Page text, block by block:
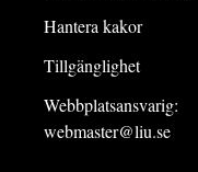
Hantera kakor
Tillgänglighet
Webbplatsansvarig:
webmaster@liu.se